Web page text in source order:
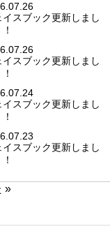
イスブック更新しまし
イスブック更新しまし
イスブック更新しまし
イスブック更新しまし
»